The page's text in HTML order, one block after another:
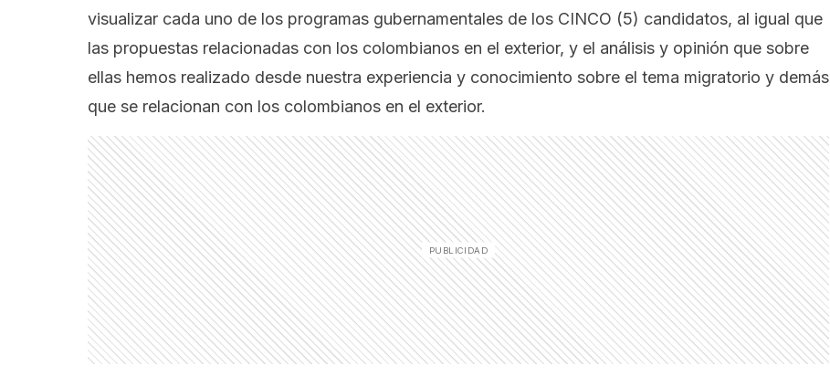
visualizar cada uno de los programas gubernamentales de los CINCO (5) candidatos, al igual que
las propuestas relacionadas con los colombianos en el exterior, y el análisis y opinión que sobre
ellas hemos realizado desde nuestra experiencia y conocimiento sobre el tema migratorio y demás
que se relacionan con los colombianos en el exterior.